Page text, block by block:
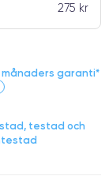
månaders garanti*
testad och
275 kr